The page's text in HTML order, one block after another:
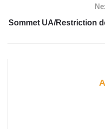
Sommet UA/Restriction